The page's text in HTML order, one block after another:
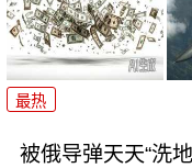
最热
被俄导弹天天“洗